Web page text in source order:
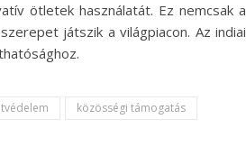
ötletek használatát. Ez nemcsak a
játszik a világpiacon. Az indiai
közösségi támogatás